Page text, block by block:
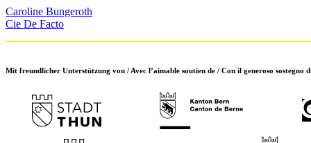
Caroline Bungeroth
Cie De Facto
Mit freundlicher Unterstützung von / Avec l’aimable soutien de / Con il generoso sostegno